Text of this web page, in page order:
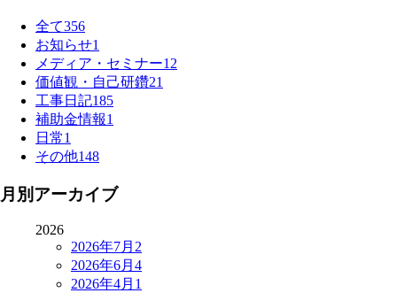
全て356
お知らせ1
メディア・セミナー12
価値観・自己研鑽21
工事日記185
補助金情報1
日常1
その他148
月別アーカイブ
2026
2026年7月 2
2026年6月 4
2026年4月 1